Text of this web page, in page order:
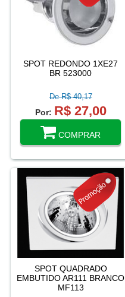
SPOT REDONDO 1XE27
BR 523000
De R$ 40,17
Por: R$ 27,00
COMPRAR
SPOT QUADRADO
EMBUTIDO AR111 BRANCO
MF113